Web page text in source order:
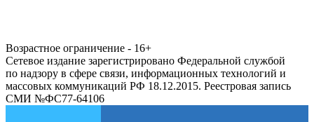
Возрастное ограничение - 16+
Сетевое издание зарегистрировано Федеральной службой
по надзору в сфере связи, информационных технологий и
массовых коммуникаций РФ 18.12.2015. Реестровая запись
СМИ №ФС77-64106